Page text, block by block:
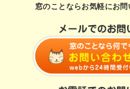
窓のことならお気軽にお